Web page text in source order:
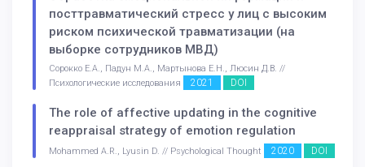
посттравматический стресс у лиц с высоким
риском психической травматизации (на
выборке сотрудников МВД)
Сорокко Е.А., Падун М.А., Мартынова Е.Н., Люсин Д.В. //
Психологические исследования
2021 DOI
The role of affective updating in the cognitive
reappraisal strategy of emotion regulation
Mohammed A.R., Lyusin D. // Psychological Thought 2020 DOI